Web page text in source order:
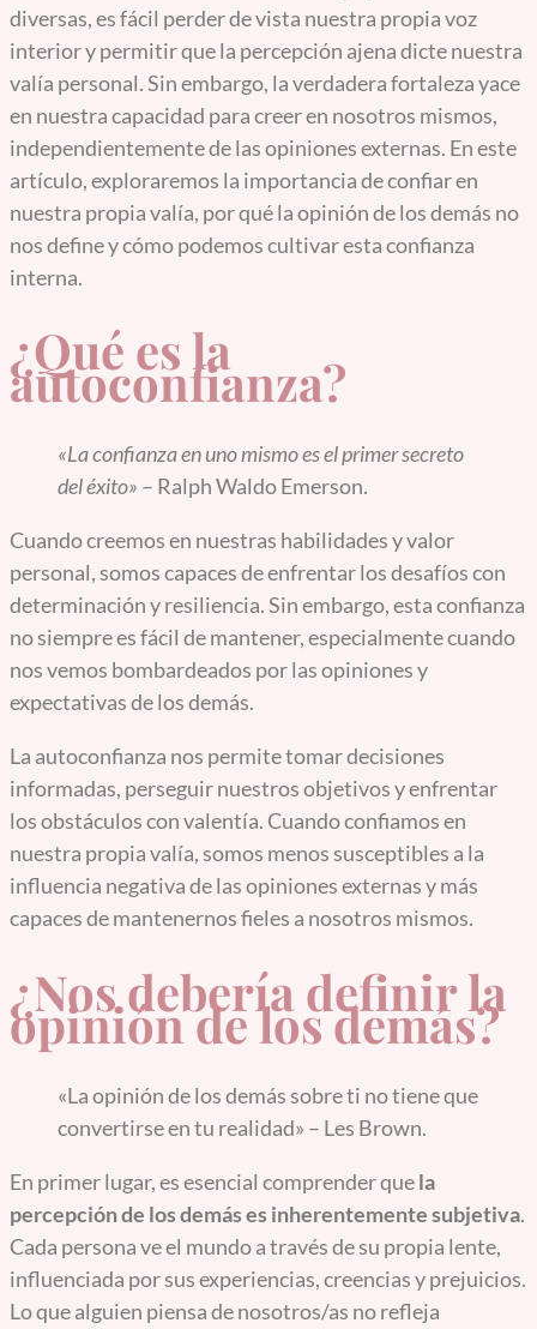
diversas, es fácil perder de vista nuestra propia voz
interior y permitir que la percepción ajena dicte nuestra
valía personal. Sin embargo, la verdadera fortaleza yace
en nuestra capacidad para creer en nosotros mismos,
independientemente de las opiniones externas. En este
artículo, exploraremos la importancia de confiar en
nuestra propia valía, por qué la opinión de los demás no
nos define y cómo podemos cultivar esta confianza
interna.
¿Qué es la
autoconfianza?
«La confianza en uno mismo es el primer secreto
del éxito» – Ralph Waldo Emerson.
Cuando creemos en nuestras habilidades y valor
personal, somos capaces de enfrentar los desafíos con
determinación y resiliencia. Sin embargo, esta confianza
no siempre es fácil de mantener, especialmente cuando
nos vemos bombardeados por las opiniones y
expectativas de los demás.
La autoconfianza nos permite tomar decisiones
informadas, perseguir nuestros objetivos y enfrentar
los obstáculos con valentía. Cuando confiamos en
nuestra propia valía, somos menos susceptibles a la
influencia negativa de las opiniones externas y más
capaces de mantenernos fieles a nosotros mismos.
¿Nos debería definir la
opinión de los demás?
«La opinión de los demás sobre ti no tiene que
convertirse en tu realidad» – Les Brown.
En primer lugar, es esencial comprender quela
percepción de los demás es inherentemente subjetiva.
Cada persona ve el mundo a través de su propia lente,
influenciada por sus experiencias, creencias y prejuicios.
Lo que alguien piensa de nosotros/as no refleja